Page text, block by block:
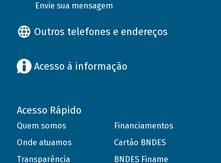
Envie sua mensagem
Outros telefones e endereços
Acesso à informação
Acesso Rápido
Quem somos
Onde atuamos
Transparência
Financiamentos
Cartão BNDES
BNDES Finame